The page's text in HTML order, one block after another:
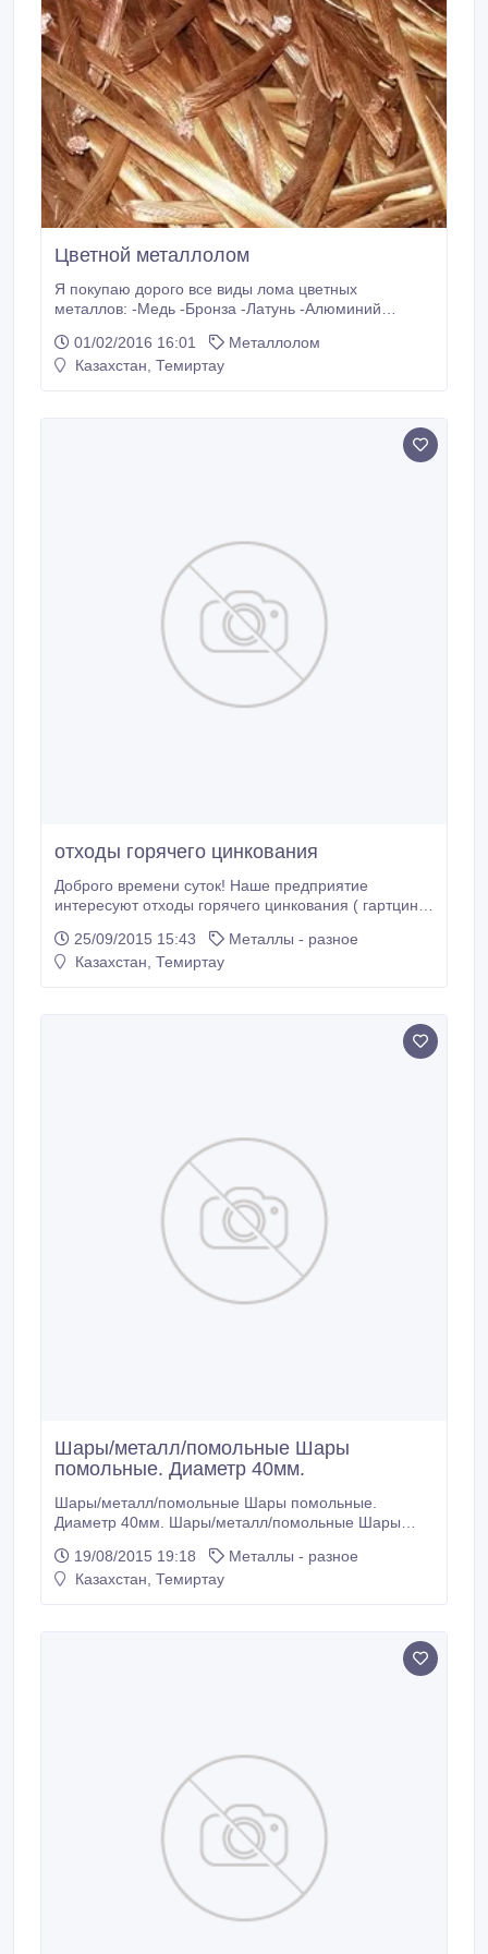
Цветной металлолом
Я покупаю дорого все виды лома цветных
металлов: -Медь -Бронза -Латунь -Алюминий
кабелей всех видов. Куплю электродвигатели в
сборе, компьютерные(электронные) платы,
01/02/2016 16:01
Металлолом
Казахстан, Темиртау
отходы горячего цинкования
Доброго времени суток! Наше предприятие
интересуют отходы горячего цинкования ( гартцинк ,
съемы, шлаки, а т.ж. любые отходы содержащие
цинк не менее 30%. Объемом от 20 тонн. Цена
25/09/2015 15:43
Металлы - разное
Казахстан, Темиртау
Шары/металл/помольные Шары
помольные. Диаметр 40мм.
Шары/металл/помольные Шары помольные.
Диаметр 40мм. Шары/металл/помольные Шары
19/08/2015 19:18
Металлы - разное
Казахстан, Темиртау